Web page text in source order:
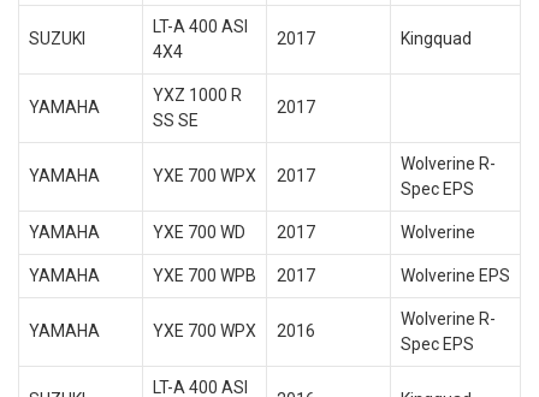
SUZUKI
LT-A 400 ASI
4X4
2017 Kingquad
YAMAHA
YXZ 1000 R
SS SE
2017
YAMAHA YXE 700 WPX 2017
Wolverine R-
Spec EPS
YAMAHA YXE 700 WD 2017 Wolverine
YAMAHA YXE 700 WPB 2017 Wolverine EPS
YAMAHA YXE 700 WPX 2016
Wolverine R-
Spec EPS
LT-A 400 ASI